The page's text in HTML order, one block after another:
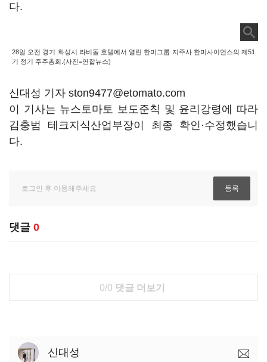
다.
28일 오전 경기 화성시 라비돌 호텔에서 열린 한미그룹 지주사 한미사이언스의 제51
기 정기 주주총회.(사진=연합뉴스)
신대성 기자 ston9477@etomato.com
이 기사는 뉴스토마토 보도준칙 및 윤리강령에 따라
김충범 테크지식산업부장이 최종 확인·수정했습니
다.
댓글 0
0/0 댓글 더보기
신대성